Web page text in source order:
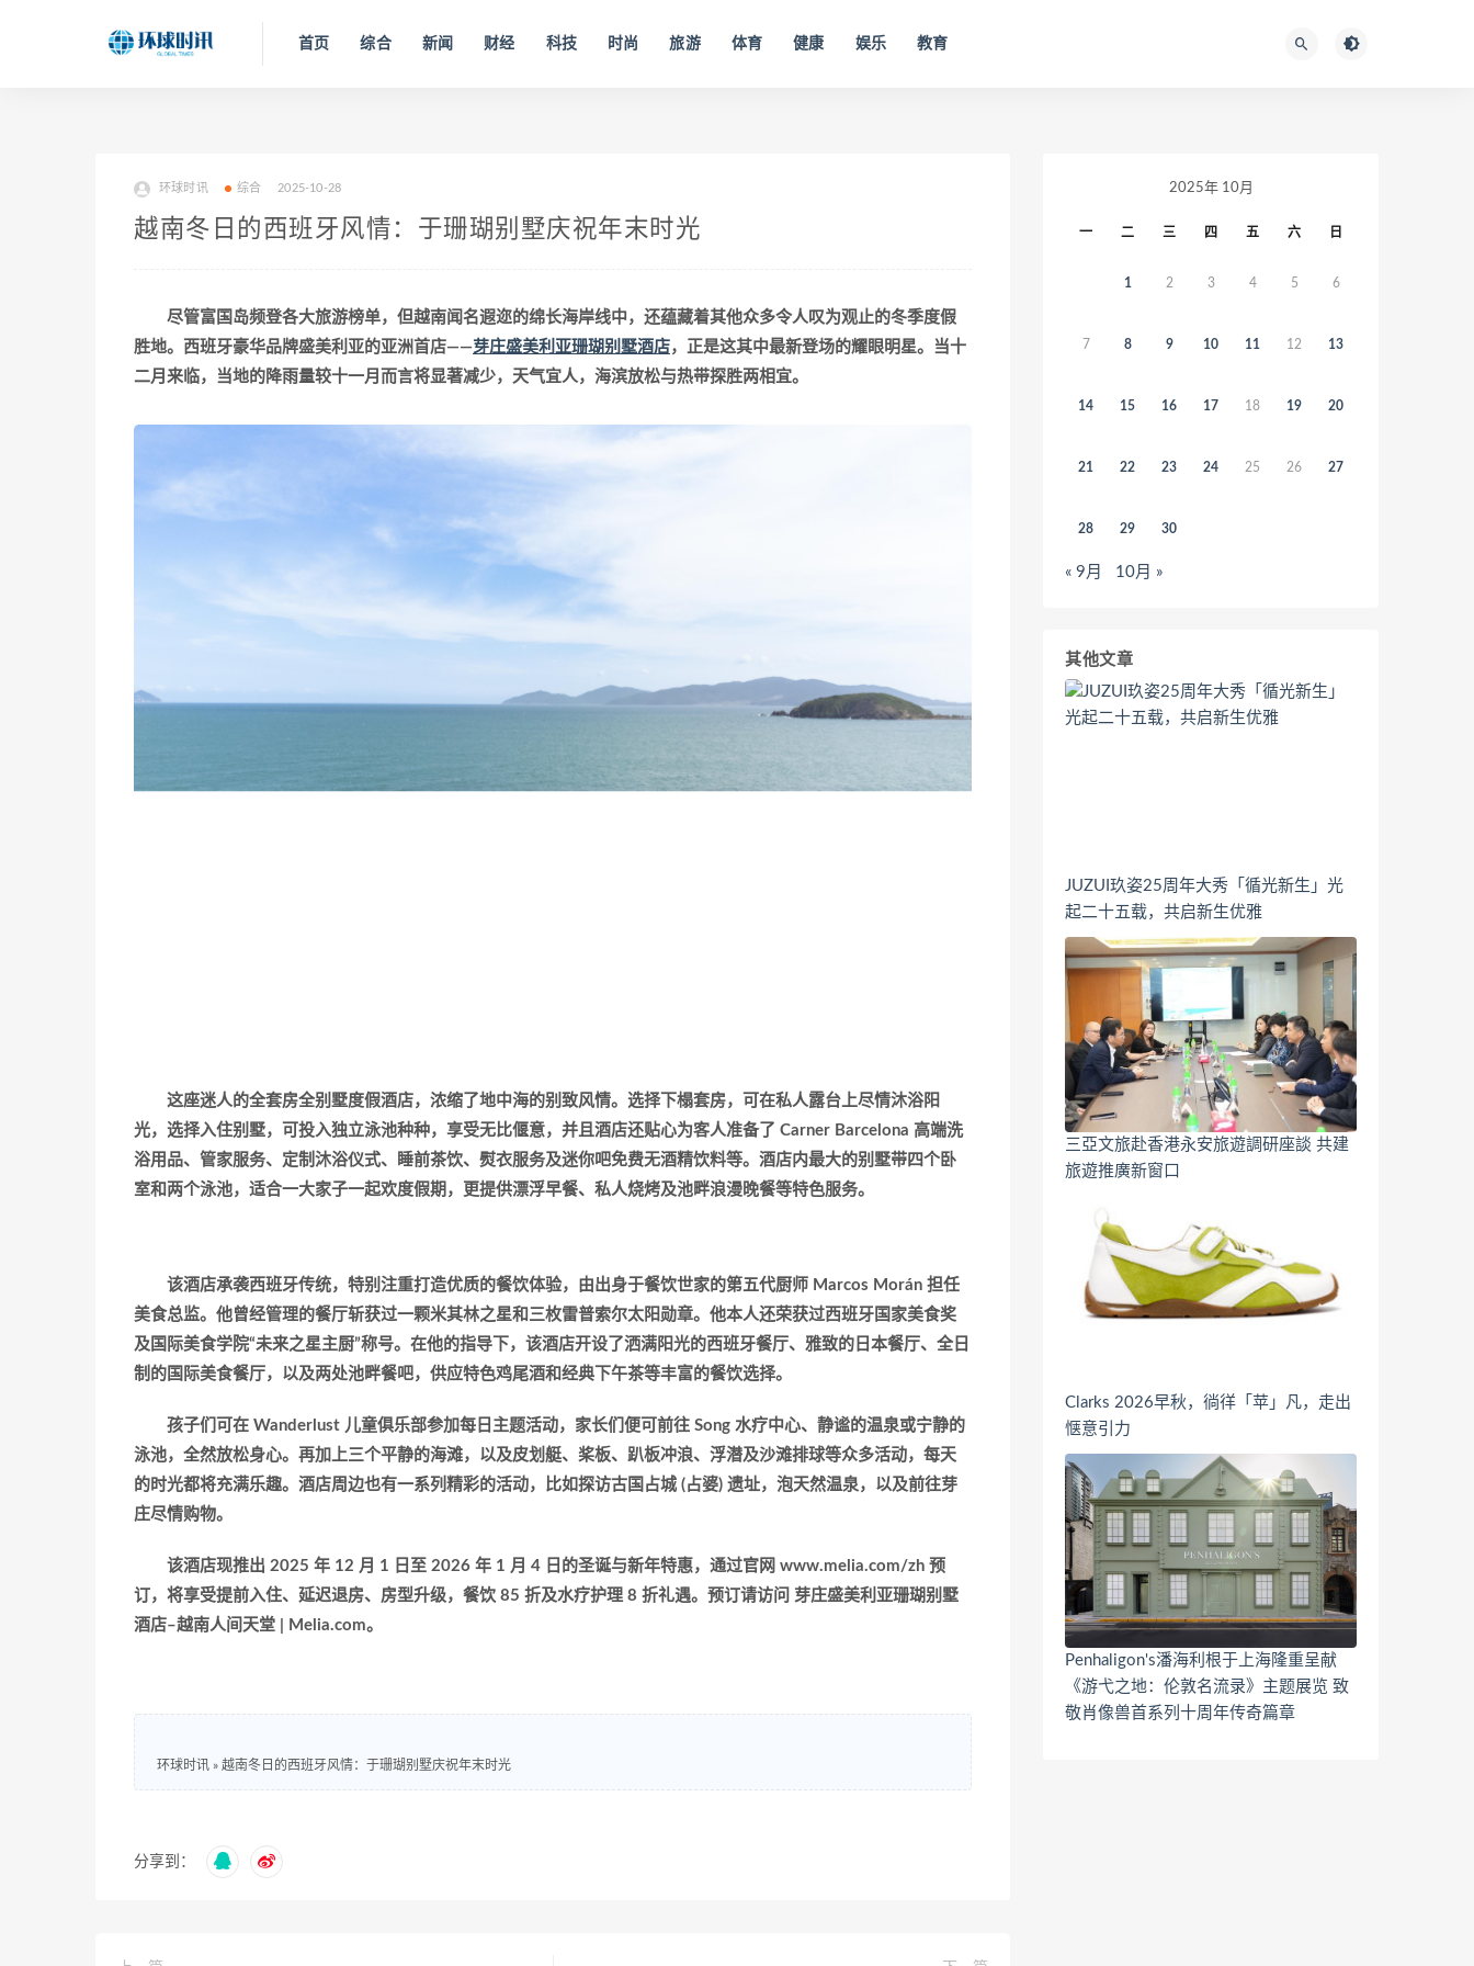
首页 综合 新闻 财经 科技 时尚 旅游 体育 健康 娱乐 教育
环球时讯 综合 2025-10-28
越南冬日的西班牙风情：于珊瑚别墅庆祝年末时光
尽管富国岛频登各大旅游榜单，但越南闻名遐迩的绵长海岸线中，还蕴藏着其他众多令人叹为观止的冬季度假
胜地。西班牙豪华品牌盛美利亚的亚洲首店——芽庄盛美利亚珊瑚别墅酒店，正是这其中最新登场的耀眼明星。当十
二月来临，当地的降雨量较十一月而言将显著减少，天气宜人，海滨放松与热带探胜两相宜。
这座迷人的全套房全别墅度假酒店，浓缩了地中海的别致风情。选择下榻套房，可在私人露台上尽情沐浴阳
光，选择入住别墅，可投入独立泳池种种，享受无比偃意，并且酒店还贴心为客人准备了 Carner Barcelona 高端洗
浴用品、管家服务、定制沐浴仪式、睡前茶饮、熨衣服务及迷你吧免费无酒精饮料等。酒店内最大的别墅带四个卧
室和两个泳池，适合一大家子一起欢度假期，更提供漂浮早餐、私人烧烤及池畔浪漫晚餐等特色服务。
该酒店承袭西班牙传统，特别注重打造优质的餐饮体验，由出身于餐饮世家的第五代厨师 Marcos Morán 担任
美食总监。他曾经管理的餐厅斩获过一颗米其林之星和三枚雷普索尔太阳勋章。他本人还荣获过西班牙国家美食奖
及国际美食学院“未来之星主厨”称号。在他的指导下，该酒店开设了洒满阳光的西班牙餐厅、雅致的日本餐厅、全日
制的国际美食餐厅，以及两处池畔餐吧，供应特色鸡尾酒和经典下午茶等丰富的餐饮选择。
孩子们可在 Wanderlust 儿童俱乐部参加每日主题活动，家长们便可前往 Song 水疗中心、静谧的温泉或宁静的
泳池，全然放松身心。再加上三个平静的海滩，以及皮划艇、桨板、趴板冲浪、浮潜及沙滩排球等众多活动，每天
的时光都将充满乐趣。酒店周边也有一系列精彩的活动，比如探访古国占城 (占婆) 遗址，泡天然温泉，以及前往芽
庄尽情购物。
该酒店现推出 2025 年 12 月 1 日至 2026 年 1 月 4 日的圣诞与新年特惠，通过官网 www.melia.com/zh 预
订，将享受提前入住、延迟退房、房型升级，餐饮 85 折及水疗护理 8 折礼遇。预订请访问 芽庄盛美利亚珊瑚别墅
酒店–越南人间天堂 | Melia.com。
环球时讯 » 越南冬日的西班牙风情：于珊瑚别墅庆祝年末时光
分享到：
2025年 10月
一 二 三 四 五 六 日
1 2 3 4 5 6
7 8 9 10 11 12 13
14 15 16 17 18 19 20
21 22 23 24 25 26 27
28 29 30
« 9月 10月 »
其他文章
JUZUI玖姿25周年大秀「循光新生」光
起二十五载，共启新生优雅
三亞文旅赴香港永安旅遊調研座談 共建
旅遊推廣新窗口
Clarks 2026早秋，徜徉「苹」凡，走出
惬意引力
Penhaligon's潘海利根于上海隆重呈献
《游弋之地：伦敦名流录》主题展览 致
敬肖像兽首系列十周年传奇篇章